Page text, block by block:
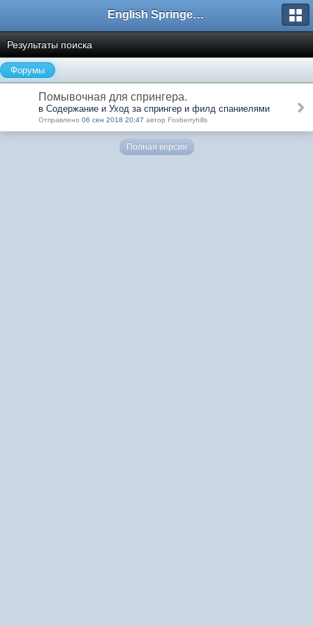
English Springer Spaniel Club
Результаты поиска
Форумы
Помывочная для спрингера.
в Содержание и Уход за спрингер и филд спаниелями
Отправлено 06 сен 2018 20:47 автор Foxberryhills
Полная версия